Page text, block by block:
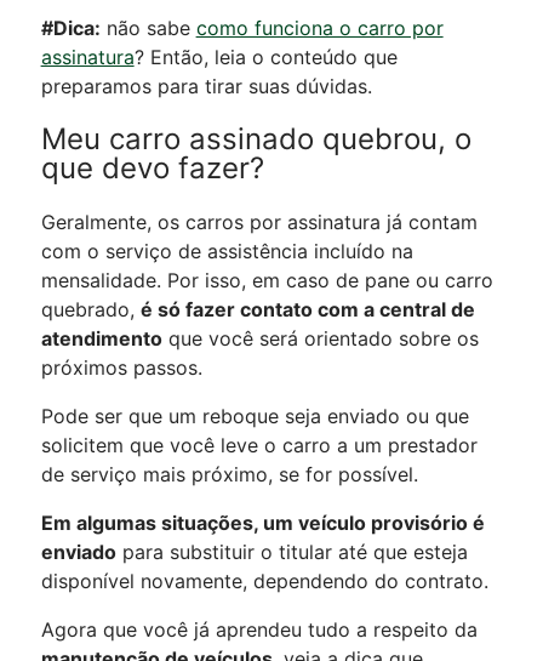
#Dica: não sabe como funciona o carro por
assinatura? Então, leia o conteúdo que
preparamos para tirar suas dúvidas.
Meu carro assinado quebrou, o
que devo fazer?
Geralmente, os carros por assinatura já contam
com o serviço de assistência incluído na
mensalidade. Por isso, em caso de pane ou carro
quebrado, é só fazer contato com a central de
atendimentoque você será orientado sobre os
próximos passos.
Pode ser que um reboque seja enviado ou que
solicitem que você leve o carro a um prestador
de serviço mais próximo, se for possível.
Em algumas situações, um veículo provisório é
enviadopara substituir o titular até que esteja
disponível novamente, dependendo do contrato.
Agora que você já aprendeu tudo a respeito da